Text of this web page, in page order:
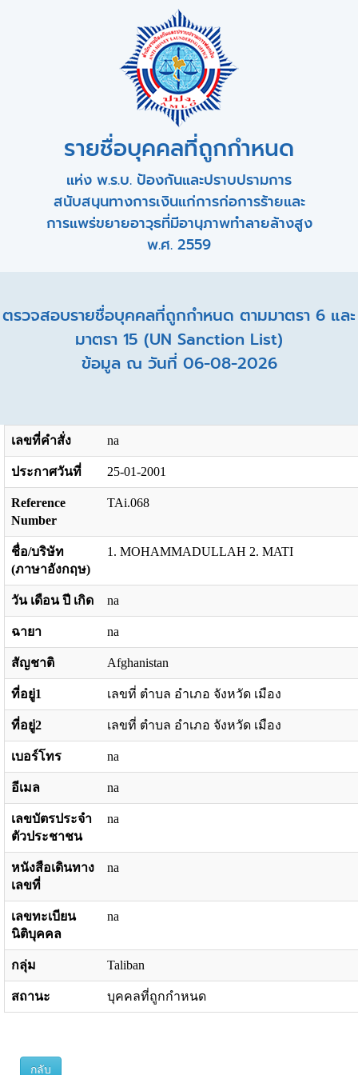
รายชื่อบุคคลที่ถูกกำหนด
แห่ง พ.ร.บ. ป้องกันและปราบปรามการ
สนับสนุนทางการเงินแก่การก่อการร้ายและ
การแพร่ขยายอาวุธที่มีอานุภาพทำลายล้างสูง
พ.ศ. 2559
ตรวจสอบรายชื่อบุคคลที่ถูกกำหนด ตามมาตรา 6 และ
มาตรา 15 (UN Sanction List)
ข้อมูล ณ วันที่ 06-08-2026
เลขที่คำสั่ง na
ประกาศวันที่ 25-01-2001
Reference
Number
TAi.068
ชื่อ/บริษัท
(ภาษาอังกฤษ)
1. MOHAMMADULLAH 2. MATI
วัน เดือน ปี เกิด na
ฉายา na
สัญชาติ Afghanistan
ที่อยู่1 เลขที่ ตำบล อำเภอ จังหวัด เมือง
ที่อยู่2 เลขที่ ตำบล อำเภอ จังหวัด เมือง
เบอร์โทร na
อีเมล na
เลขบัตรประจำ
ตัวประชาชน
na
หนังสือเดินทาง
เลขที่
na
เลขทะเบียน
นิติบุคคล
na
กลุ่ม Taliban
สถานะ บุคคลที่ถูกกำหนด
กลับ